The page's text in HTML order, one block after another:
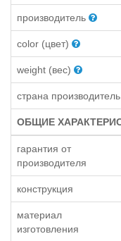
производитель
color (цвет)
weight (вес)
страна производитель
ОБЩИЕ
гарантия от
производителя
конструкция
материал
изготовления